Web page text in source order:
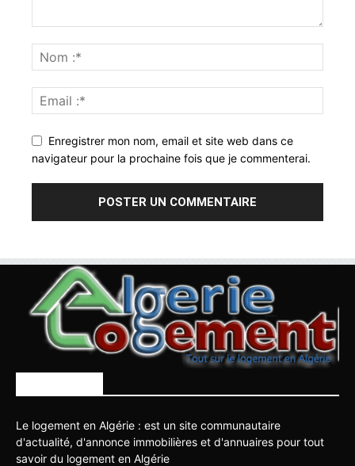
Enregistrer mon nom, email et site web dans ce
navigateur pour la prochaine fois que je commenterai.
Le logement en Algérie : est un site communautaire
d'actualité, d'annonce immobilières et d'annuaires pour tout
savoir du logement en Algérie